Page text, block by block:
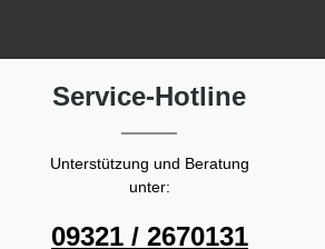
Service-Hotline
Unterstützung und Beratung
unter:
09321 / 2670131